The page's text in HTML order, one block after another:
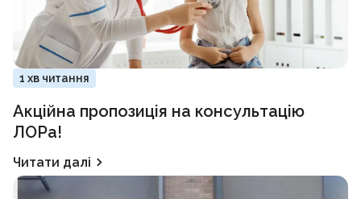
1 хв читання
Акційна пропозиція на консультацію
ЛОРа!
Читати далі